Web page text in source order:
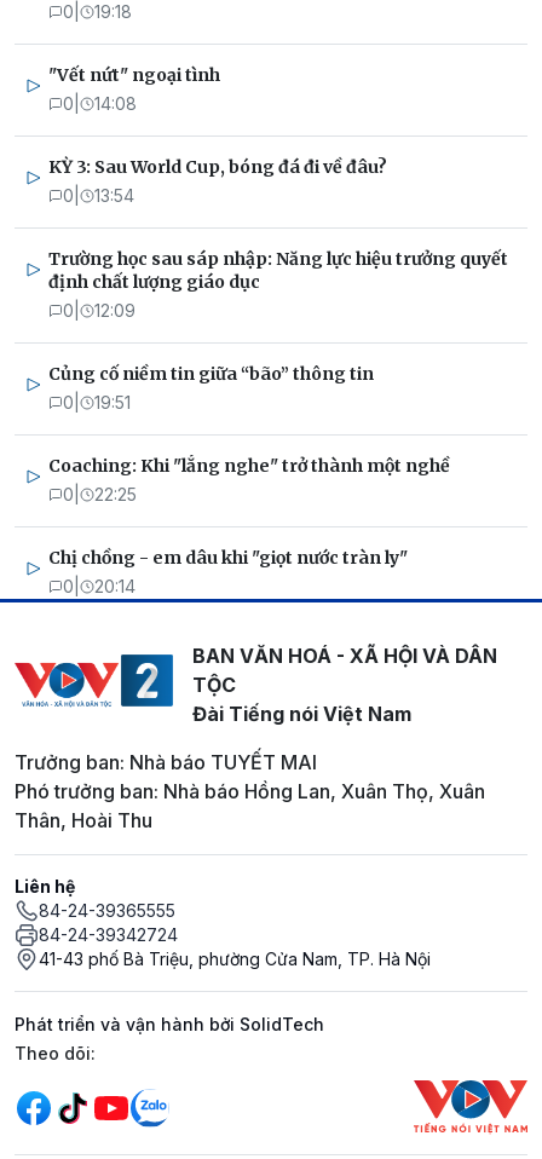
0 19:18
"Vết nứt" ngoại tình
0 14:08
KỲ 3: Sau World Cup, bóng đá đi về đâu?
0 13:54
Trường học sau sáp nhập: Năng lực hiệu trưởng quyết
định chất lượng giáo dục
0 12:09
Củng cố niềm tin giữa “bão” thông tin
0 19:51
Coaching: Khi "lắng nghe" trở thành một nghề
0 22:25
Chị chồng - em dâu khi "giọt nước tràn ly"
0 20:14
BAN VĂN HOÁ - XÃ HỘI VÀ DÂN
TỘC
Đài Tiếng nói Việt Nam
Trưởng ban: Nhà báo TUYẾT MAI
Phó trưởng ban: Nhà báo Hồng Lan, Xuân Thọ, Xuân
Thân, Hoài Thu
Liên hệ
84-24-39365555
84-24-39342724
41-43 phố Bà Triệu, phường Cửa Nam, TP. Hà Nội
Phát triển và vận hành bởi SolidTech
Mạng xã hội
Theo dõi: